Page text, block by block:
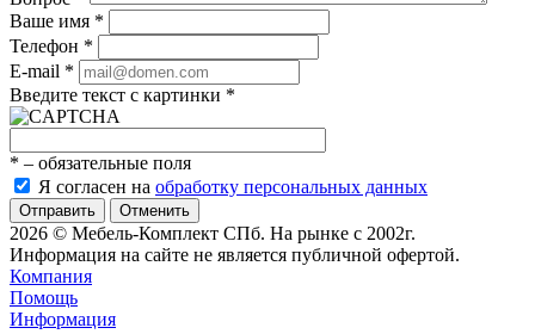
Ваше имя *
Телефон *
E-mail *
Введите текст с картинки *
* – обязательные поля
Я согласен на обработку персональных данных
Отменить
2026 © Мебель-Комплект СПб. На рынке с 2002г.
Информация на сайте не является публичной офертой.
Компания
Помощь
Информация